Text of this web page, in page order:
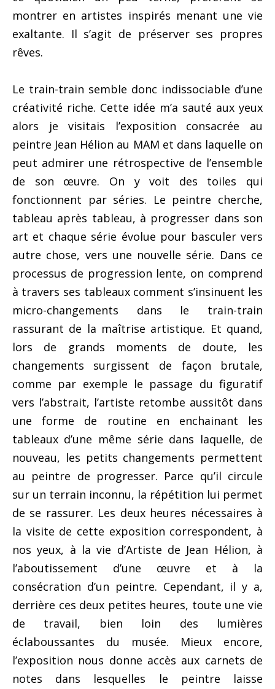
montrer en artistes inspirés menant une vie
exaltante. Il s’agit de préserver ses propres
rêves.
Le train-train semble donc indissociable d’une
créativité riche. Cette idée m’a sauté aux yeux
alors je visitais l’exposition consacrée au
peintre Jean Hélion au MAM et dans laquelle on
peut admirer une rétrospective de l’ensemble
de son œuvre. On y voit des toiles qui
fonctionnent par séries. Le peintre cherche,
tableau après tableau, à progresser dans son
art et chaque série évolue pour basculer vers
autre chose, vers une nouvelle série. Dans ce
processus de progression lente, on comprend
à travers ses tableaux comment s’insinuent les
micro-changements dans le train-train
rassurant de la maîtrise artistique. Et quand,
lors de grands moments de doute, les
changements surgissent de façon brutale,
comme par exemple le passage du figuratif
vers l’abstrait, l’artiste retombe aussitôt dans
une forme de routine en enchainant les
tableaux d’une même série dans laquelle, de
nouveau, les petits changements permettent
au peintre de progresser. Parce qu’il circule
sur un terrain inconnu, la répétition lui permet
de se rassurer. Les deux heures nécessaires à
la visite de cette exposition correspondent, à
nos yeux, à la vie d’Artiste de Jean Hélion, à
l’aboutissement d’une œuvre et à la
consécration d’un peintre. Cependant, il y a,
derrière ces deux petites heures, toute une vie
de travail, bien loin des lumières
éclaboussantes du musée. Mieux encore,
l’exposition nous donne accès aux carnets de
notes dans lesquelles le peintre laisse